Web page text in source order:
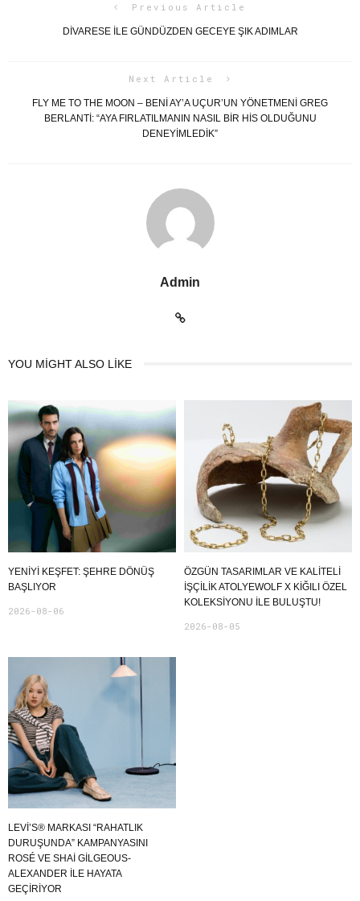
Previous Article
DIVARESE ILE GÜNDÜZDEN GECEYE ŞIK ADIMLAR
Next Article
FLY ME TO THE MOON – BENI AY’A UÇUR’UN YÖNETMENI GREG
BERLANTI: “AYA FIRLATILMANIN NASIL BIR HIS OLDUĞUNU
DENEYIMLEDIK”
Admin
YOU MIGHT ALSO LIKE
YENIYI KEŞFET: ŞEHRE DÖNÜŞ
BAŞLIYOR
2026-08-06
ÖZGÜN TASARIMLAR VE KALITELI
İŞÇILIK ATOLYEWOLF X KIĞILI ÖZEL
KOLEKSIYONU ILE BULUŞTU!
2026-08-05
LEVI’S® MARKASI “RAHATLIK
DURUŞUNDA” KAMPANYASINI
ROSÉ VE SHAI GILGEOUS-
ALEXANDER ILE HAYATA
GEÇIRIYOR